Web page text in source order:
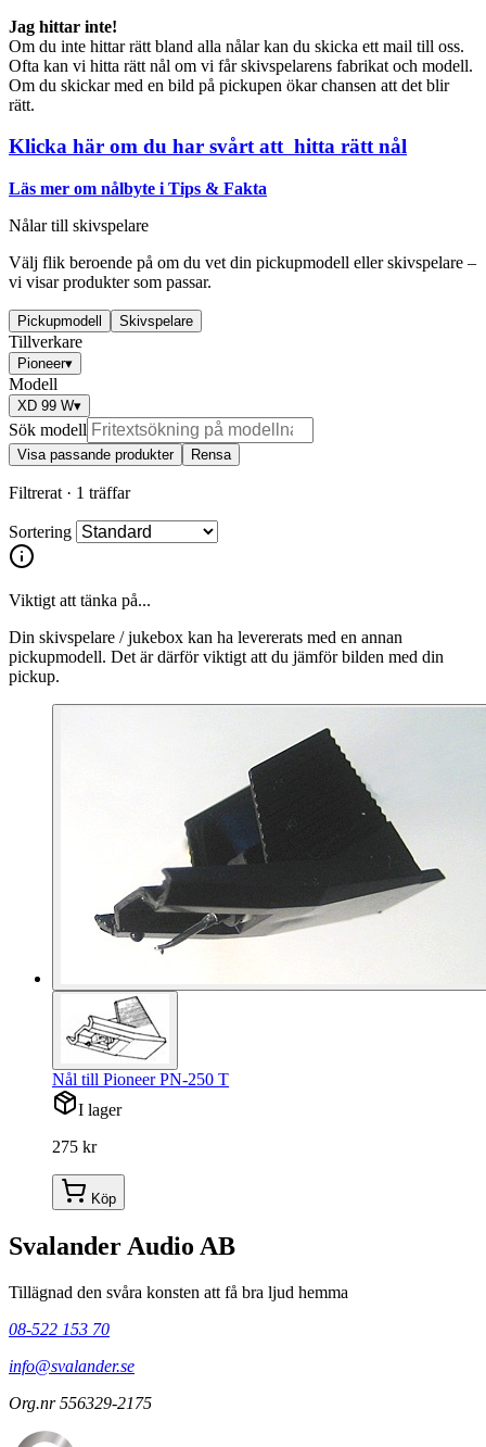
Jag hittar inte!
Om du inte hittar rätt bland alla nålar kan du skicka ett mail till oss.
Ofta kan vi hitta rätt nål om vi får skivspelarens fabrikat och modell.
Om du skickar med en bild på pickupen ökar chansen att det blir
rätt.
Klicka här om du har svårt att hitta rätt nål
Läs mer om nålbyte i Tips & Fakta
Nålar till skivspelare
Välj flik beroende på om du vet din pickupmodell eller skivspelare –
vi visar produkter som passar.
Pickupmodell Skivspelare
Tillverkare
Pioneer▾
Modell
XD 99 W▾
Sök modell
Visa passande produkter Rensa
Filtrerat · 1 träffar
Sortering
Viktigt att tänka på...
Din skivspelare / jukebox kan ha levererats med en annan
pickupmodell. Det är därför viktigt att du jämför bilden med din
pickup.
Nål till Pioneer PN-250 T
I lager
275 kr
Köp
Svalander Audio AB
Tillägnad den svåra konsten att få bra ljud hemma
08-522 153 70
info@svalander.se
Org.nr 556329-2175